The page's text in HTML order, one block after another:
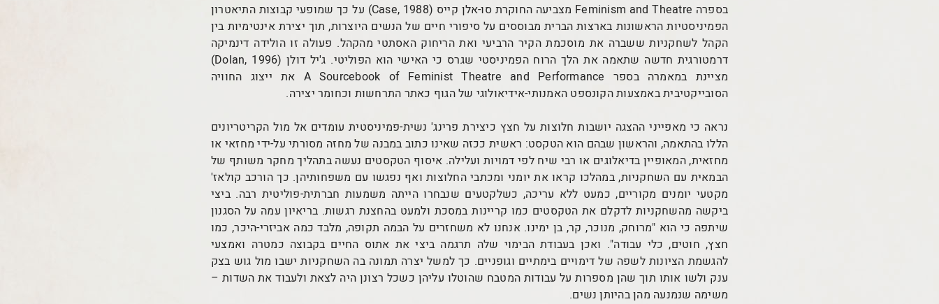
בספרה Feminism and Theatre מצביעה החוקרת סו-אלן קייס (Case, 1988) על כך שמופעי קבוצות התיאטרון
הפמיניסטיות הראשונות בארצות הברית מבוססים על סיפורי חיים של הנשים היוצרות, תוך יצירת אינטימיות בין
הקהל לשחקניות ששברה את מוסכמת הקיר הרביעי ואת הריחוק האסתטי מהקהל. פעולה זו הולידה דינמיקה
דרמטורגית חדשה שתאמה את הלך הרוח הפמיניסטי שגרס כי האישי הוא הפוליטי. ג'יל דולן (Dolan, 1996)
מציינת במאמרה בספר A Sourcebook of Feminist Theatre and Performance את ייצוג החוויה
הסובייקטיבית באמצעות הקונספט האמנותי-אידיאולוגי של הגוף כאתר התרחשות וכחומר יצירה.
נראה כי מאפייני ההצגה יושבות חלוצות על חצץ כיצירת פרינג' נשית-פמיניסטית עומדים אל מול הקריטריונים
הללו בהתאמה, והראשון שבהם הוא הטקסט: ראשית ככזה שאינו כתוב במבנה של מחזה מסורתי על-ידי מחזאי או
מחזאית, המאופיין בדיאלוגים או רבי שיח לפי דמויות ועלילה. איסוף הטקסטים נעשה בתהליך מחקר משותף של
הבמאית עם השחקניות, במהלכו קראו את יומני ומכתבי החלוצות ואף נפגשו עם משפחותיהן. כך הורכב קולאז'
מקטעי יומנים מקוריים, כמעט ללא עריכה, כשלקטעים שנבחרו הייתה משמעות חברתית-פוליטית רבה. ביצי
ביקשה מהשחקניות לדקלם את הטקסטים כמו קריינות במסכת ולמעט בהחצנת רגשות. בריאיון עמה על הסגנון
שיתפה כי הוא "מרוחק, מנוכר, קר, בן ימינו. אנחנו לא משחזרים על הבמה תקופה, מלבד כמה אביזרי-היכר, כמו
חצץ, חוטים, כלי עבודה". ואכן בעבודת הבימוי שלה תרגמה ביצי את אתוס החיים בקבוצה כמטרה ואמצעי
להגשמת הציונות לשפה של דימויים בימתיים וגופניים. כך למשל יצרה תמונה בה השחקניות ישבו מול גוש בצק
ענק ולשו אותו תוך שהן מספרות על עבודות המטבח שהוטלו עליהן כשכל רצונן היה לצאת ולעבוד את השדות –
משימה שנמנעה מהן בהיותן נשים.